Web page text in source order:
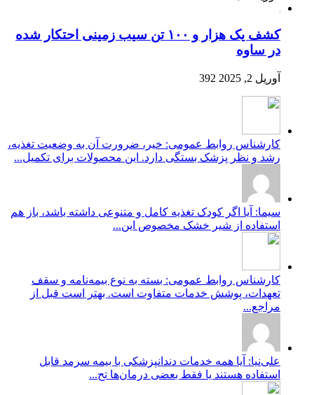
کشف یک هزار و ۱۰۰ تن سیب زمینی احتکار شده
در ساوه
آوریل 2, 2025 392
کارشناس روابط عمومی: خیر، ضرورت آن به وضعیت تغذیه،
رشد و نظر پزشک بستگی دارد. این محصولات برای تکمیل...
سیما: آیا اگر کودک تغذیه کامل و متنوعی داشته باشد، باز هم
استفاده از شیر خشک مخصوص این...
کارشناس روابط عمومی: بسته به نوع بیمه‌نامه و سقف
تعهدات، پوشش خدمات متفاوت است. بهتر است قبل از
مراجع...
علی‌نیا: آیا همه خدمات دندانپزشکی با بیمه سرمد قابل
استفاده هستند یا فقط بعضی درمان‌ها تح...